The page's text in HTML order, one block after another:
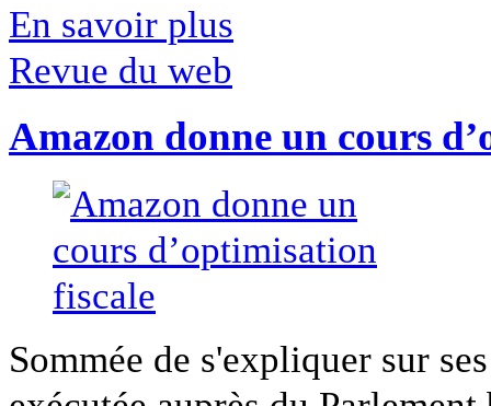
En savoir plus
Revue du web
Amazon donne un cours
Sommée de s'expliquer sur